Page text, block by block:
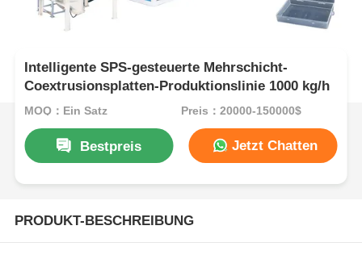
Intelligente SPS-gesteuerte Mehrschicht-
Coextrusionsplatten-Produktionslinie 1000 kg/h
MOQ：Ein Satz Preis：20000-150000$
Bestpreis Jetzt Chatten
PRODUKT-BESCHREIBUNG